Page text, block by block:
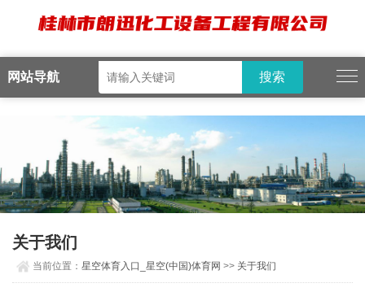
星空体育入口_星空(中国)体育网
网站导航
关于我们
当前位置：星空体育入口_星空(中国)体育网 >> 关于我们